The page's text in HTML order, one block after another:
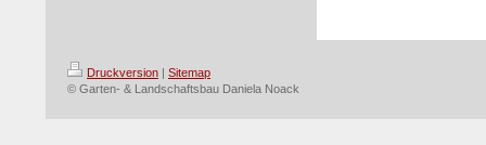
Druckversion | Sitemap
© Garten- & Landschaftsbau Daniela Noack